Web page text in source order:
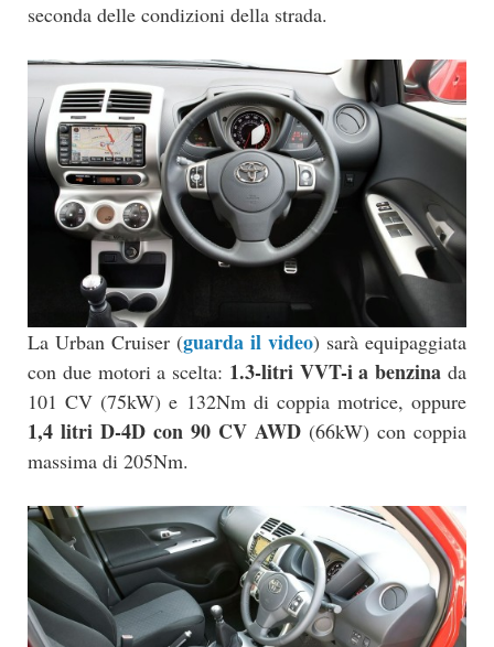
seconda delle condizioni della strada.
La Urban Cruiser (guarda il video) sarà equipaggiata
con due motori a scelta: 1.3-litri VVT-i a benzina da
101 CV (75kW) e 132Nm di coppia motrice, oppure
1,4 litri D-4D con 90 CV AWD (66kW) con coppia
massima di 205Nm.